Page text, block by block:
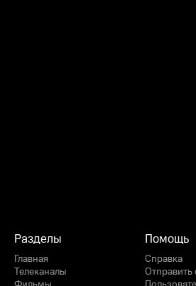
Разделы
Главная
Телеканалы
Помощь
Справка